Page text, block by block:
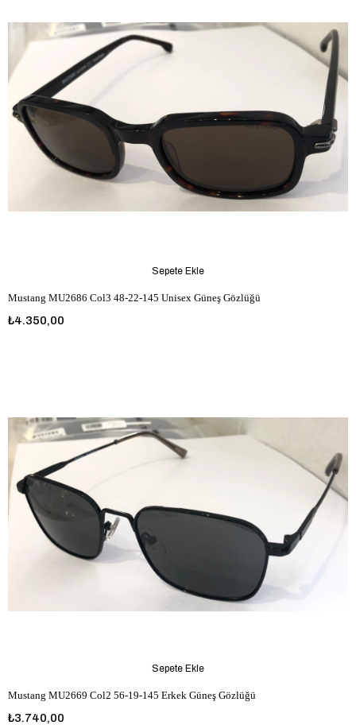
Mustang MU2686 Col3 48-22-145 Unisex Güneş Gözlüğü
₺4.350,00
Sepete Ekle
Mustang MU2669 Col2 56-19-145 Erkek Güneş Gözlüğü
₺3.740,00
Sepete Ekle